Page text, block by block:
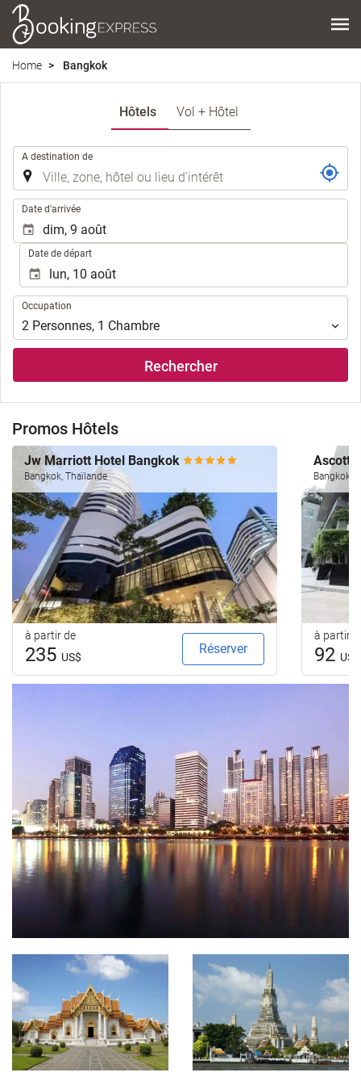
Home Bangkok
Hôtels Vol + Hôtel
A destination de
Date d'arrivée
Date de départ
Occupation
Occupation
2 Personnes, 1 Chambre
Rechercher
Promos Hôtels
Jw Marriott Hotel Bangkok
Bangkok, Thaïlande
à partir de
235 US$
Réserver
Ascott
Bangkok,
à partir
92 US$